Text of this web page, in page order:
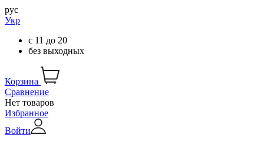
рус
Укр
с 11 до 20
без выходных
Корзина
Сравнение
Нет товаров
Избранное
Войти